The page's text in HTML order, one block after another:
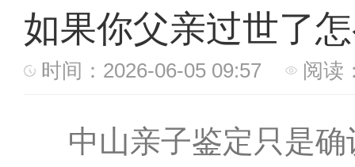
如果你父亲过世了
时间：2026-06-05 09:57 阅读
中山亲子鉴定只是